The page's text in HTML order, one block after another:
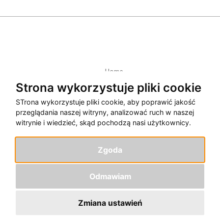
Strona wykorzystuje pliki cookie
STrona wykorzystuje pliki cookie, aby poprawić jakość
przeglądania naszej witryny, analizować ruch w naszej
witrynie i wiedzieć, skąd pochodzą nasi użytkownicy.
Zgoda
Odmawiam
Zmiana ustawień
Home
Polityka Prywatności
kontakt
2026 Andrzej Lichota. Wszelkie prawa zastrzeżone